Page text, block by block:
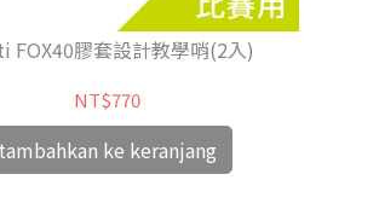
FOX40膠套設計教學哨(2入)
NT$770
tambahkan ke keranjang